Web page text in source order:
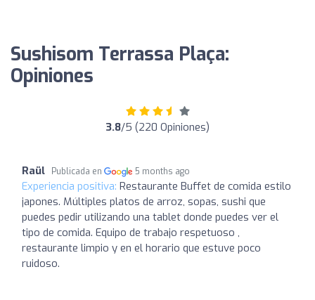
Sushisom Terrassa Plaça:
Opiniones
3.8/5 (220 Opiniones)
Raül Publicada en 5 months ago
Experiencia positiva: Restaurante Buffet de comida estilo
japones. Múltiples platos de arroz, sopas, sushi que
puedes pedir utilizando una tablet donde puedes ver el
tipo de comida. Equipo de trabajo respetuoso ,
restaurante limpio y en el horario que estuve poco
ruidoso.